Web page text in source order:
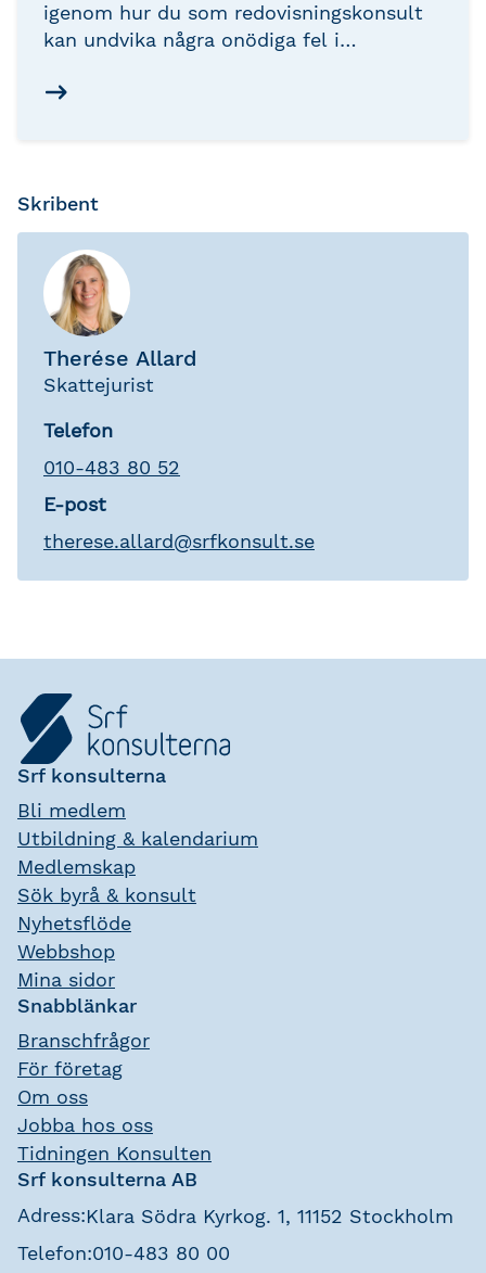
igenom hur du som redovisningskonsult
kan undvika några onödiga fel i
aktiebolag. Felen är onödiga därför att de
Skribent
Therése Allard
Skattejurist
Telefon
010-483 80 52
E-post
therese.allard@srfkonsult.se
Srf konsulterna
Bli medlem
Utbildning & kalendarium
Medlemskap
Sök byrå & konsult
Nyhetsflöde
Webbshop
Mina sidor
Snabblänkar
Branschfrågor
För företag
Om oss
Jobba hos oss
Tidningen Konsulten
Srf konsulterna AB
Adress:Klara Södra Kyrkog. 1, 11152 Stockholm
Telefon:010-483 80 00